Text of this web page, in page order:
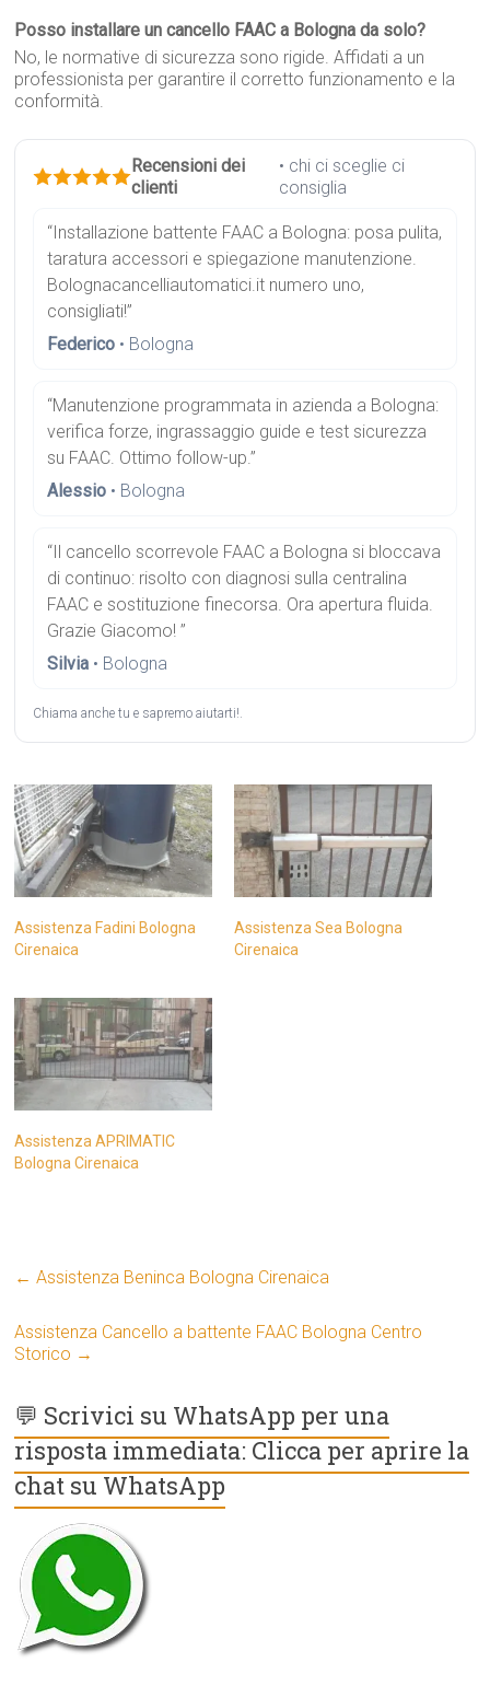
Posso installare un cancello FAAC a Bologna da solo?
No, le normative di sicurezza sono rigide. Affidati a un
professionista per garantire il corretto funzionamento e la
conformità.
Recensioni dei
clienti
• chi ci sceglie ci
consiglia
“Installazione battente FAAC a Bologna: posa pulita,
taratura accessori e spiegazione manutenzione.
Bolognacancelliautomatici.it numero uno,
consigliati!”
Federico • Bologna
“Manutenzione programmata in azienda a Bologna:
verifica forze, ingrassaggio guide e test sicurezza
su FAAC. Ottimo follow-up.”
Alessio • Bologna
“Il cancello scorrevole FAAC a Bologna si bloccava
di continuo: risolto con diagnosi sulla centralina
FAAC e sostituzione finecorsa. Ora apertura fluida.
Grazie Giacomo! ”
Silvia • Bologna
Chiama anche tu e sapremo aiutarti!.
Assistenza Fadini Bologna
Cirenaica
Assistenza Sea Bologna
Cirenaica
Assistenza APRIMATIC
Bologna Cirenaica
← Assistenza Beninca Bologna Cirenaica
Assistenza Cancello a battente FAAC Bologna Centro
Storico →
💬 Scrivici su WhatsApp per una
risposta immediata: Clicca per aprire la
chat su WhatsApp